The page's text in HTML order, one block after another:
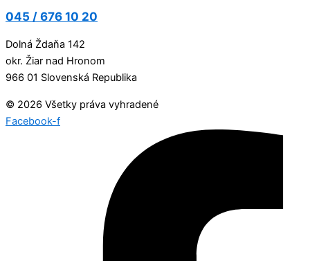
045 / 676 10 20
Dolná Ždaňa 142
okr. Žiar nad Hronom
966 01 Slovenská Republika
© 2026 Všetky práva vyhradené
Facebook-f